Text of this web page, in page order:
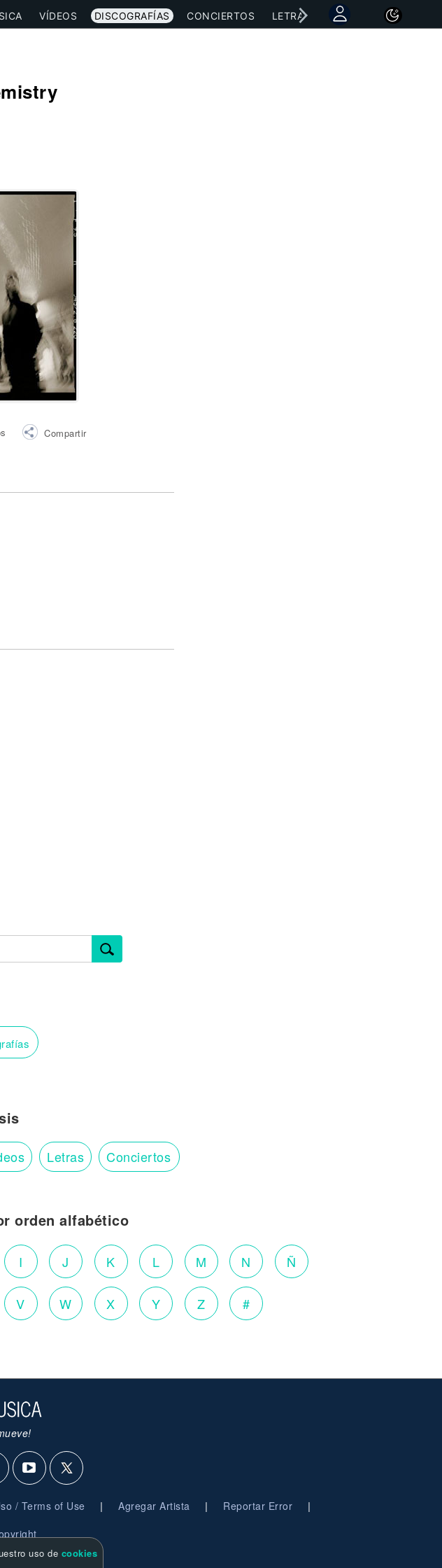
VÍDEOS DISCOGRAFÍAS CONCIERTOS LETRAS NOTICIAS
Compartir
Letras Conciertos
orden alfabético
I J K L M N Ñ
V W X Y Z #
/ Terms of Use | Agregar Artista | Reportar Error |
uso de cookies